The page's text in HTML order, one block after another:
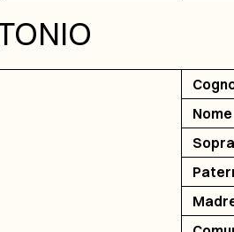
Ricerche
Fotoriproduzione
Nome